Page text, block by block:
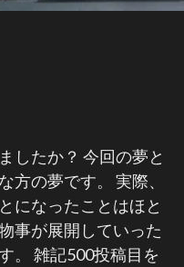
したか？ 今回の夢と
方の夢です。 実際、
になったことはほと
事が展開していった
。 雑記500投稿目を